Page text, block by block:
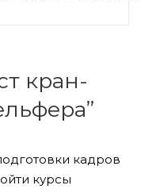
кран-
кадров
курсы